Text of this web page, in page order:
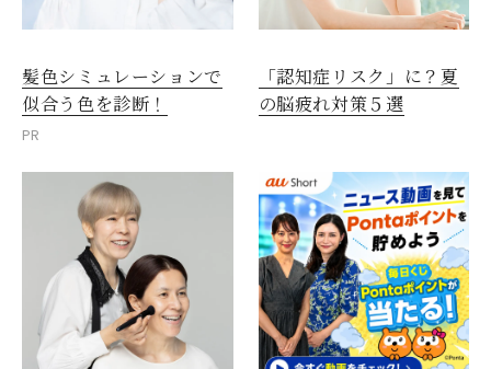
髪色シミュレーションで
似合う色を診断！
PR
「認知症リスク」に？夏
の脳疲れ対策５選